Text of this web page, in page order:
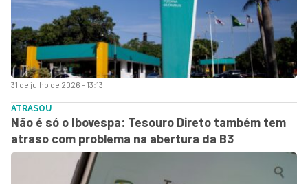
31 de julho de 2026 - 13:13
ATRASOU
Não é só o Ibovespa: Tesouro Direto também tem
atraso com problema na abertura da B3